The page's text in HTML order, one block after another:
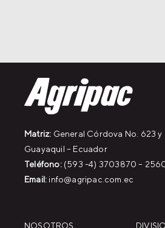
Matriz: General Córdova No. 623 y
Guayaquil – Ecuador
Teléfono:(593 -4) 3703870 –
Email: info@agripac.com.ec
NOSOTROS